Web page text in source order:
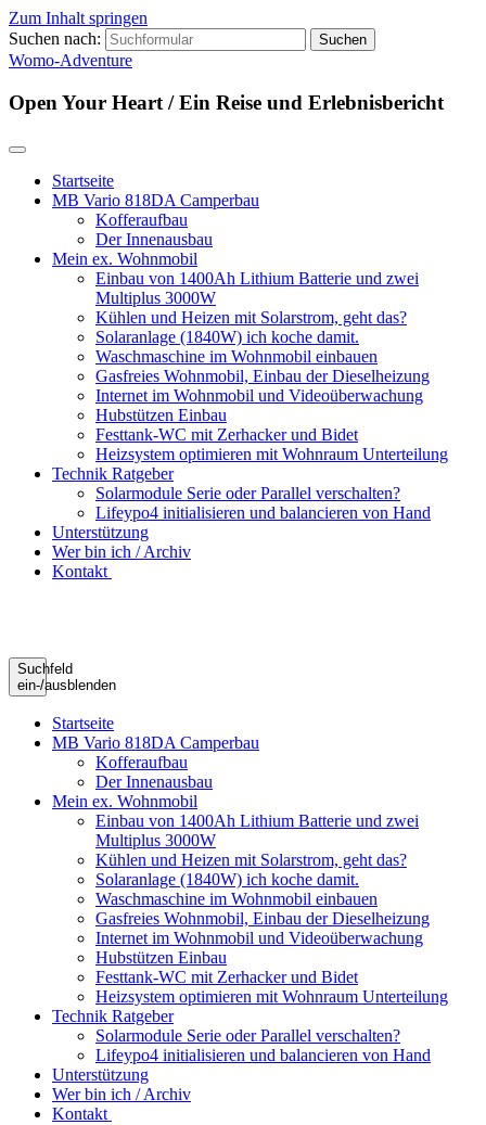
Zum Inhalt springen
Suchen nach:
Womo-Adventure
Open Your Heart / Ein Reise und Erlebnisbericht
Startseite
MB Vario 818DA Camperbau
Kofferaufbau
Der Innenausbau
Mein ex. Wohnmobil
Einbau von 1400Ah Lithium Batterie und zwei
Multiplus 3000W
Kühlen und Heizen mit Solarstrom, geht das?
Solaranlage (1840W) ich koche damit.
Waschmaschine im Wohnmobil einbauen
Gasfreies Wohnmobil, Einbau der Dieselheizung
Internet im Wohnmobil und Videoüberwachung
Hubstützen Einbau
Festtank-WC mit Zerhacker und Bidet
Heizsystem optimieren mit Wohnraum Unterteilung
Technik Ratgeber
Solarmodule Serie oder Parallel verschalten?
Lifeypo4 initialisieren und balancieren von Hand
Unterstützung
Wer bin ich / Archiv
Kontakt
Suchfeld
ein-/ausblenden
Startseite
MB Vario 818DA Camperbau
Kofferaufbau
Der Innenausbau
Mein ex. Wohnmobil
Einbau von 1400Ah Lithium Batterie und zwei
Multiplus 3000W
Kühlen und Heizen mit Solarstrom, geht das?
Solaranlage (1840W) ich koche damit.
Waschmaschine im Wohnmobil einbauen
Gasfreies Wohnmobil, Einbau der Dieselheizung
Internet im Wohnmobil und Videoüberwachung
Hubstützen Einbau
Festtank-WC mit Zerhacker und Bidet
Heizsystem optimieren mit Wohnraum Unterteilung
Technik Ratgeber
Solarmodule Serie oder Parallel verschalten?
Lifeypo4 initialisieren und balancieren von Hand
Unterstützung
Wer bin ich / Archiv
Kontakt